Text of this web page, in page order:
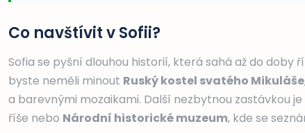
Co navštívit v Sofii?
Sofia se pyšní dlouhou historií, která sahá až do doby
byste neměli minout Ruský kostel svatého Mikuláše
a barevnými mozaikami. Další nezbytnou zastávkou je
říše nebo Národní historické muzeum, kde se